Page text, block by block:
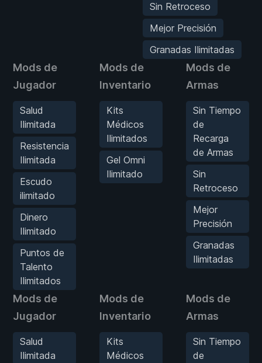
Sin Retroceso
Mejor Precisión
Granadas Ilimitadas
Mods de
Jugador
Salud
Ilimitada
Resistencia
Ilimitada
Escudo
ilimitado
Dinero
Ilimitado
Puntos de
Talento
Ilimitados
Mods de
Inventario
Kits
Médicos
Ilimitados
Gel Omni
Ilimitado
Mods de
Armas
Sin Tiempo
de
Recarga
de Armas
Sin
Retroceso
Mejor
Precisión
Granadas
Ilimitadas
Mods de
Jugador
Salud
Ilimitada
Mods de
Inventario
Kits
Médicos
Mods de
Armas
Sin Tiempo
de